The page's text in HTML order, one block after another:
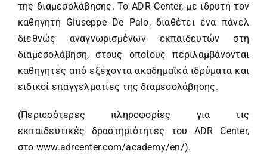
της διαμεσολάβησης. Το ADR Center, με ιδρυτή τον
καθηγητή Giuseppe De Palo, διαθέτει ένα πάνελ
διεθνώς αναγνωρισμένων εκπαιδευτών στη
διαμεσολάβηση, στους οποίους περιλαμβάνονται
καθηγητές από εξέχοντα ακαδημαϊκά ιδρύματα και
ειδικοί επαγγελματίες της διαμεσολάβησης.
(Περισσότερες πληροφορίες για τις
εκπαιδευτικές δραστηριότητες του ADR Center,
στο www.adrcenter.com/academy/en/).